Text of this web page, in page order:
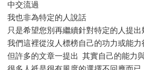
中交流過
我也非為特定的人說話
只是希望您別再繼續針對特定的人提
我們這裡從沒人標榜自己的功力或能
但許多的文章一提出 其實自己的能力